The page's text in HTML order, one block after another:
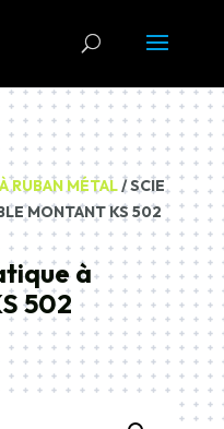
RUBAN MÉTAL/ SCIE
MONTANT KS 502
à
502